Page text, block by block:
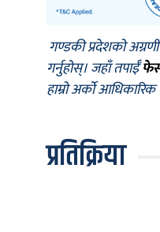
गण्डकी प्रदेशको
गर्नुहोस्। जहाँ तपाईँ
हाम्रो अर्को
प्रतिक्रिया